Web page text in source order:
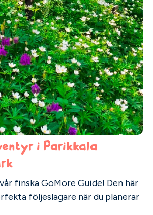
i Parikkala
finska GoMore Guide! Den här
följeslagare när du planerar